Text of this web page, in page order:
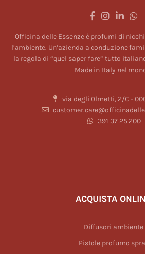
Officina delle Essenze è profumi di
l’ambiente. Un’azienda a conduzione
la regola di “quel saper fare” tutto
Made in Italy nel
via degli Olmetti, 2/C -
391 37 25 200
ACQUISTA
Diffusori ambiente
Pistole profumo